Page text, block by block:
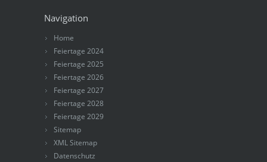
Navigation
Home
Feiertage 2024
Feiertage 2025
Feiertage 2026
Feiertage 2027
Feiertage 2028
Feiertage 2029
Sitemap
XML Sitemap
Datenschutz